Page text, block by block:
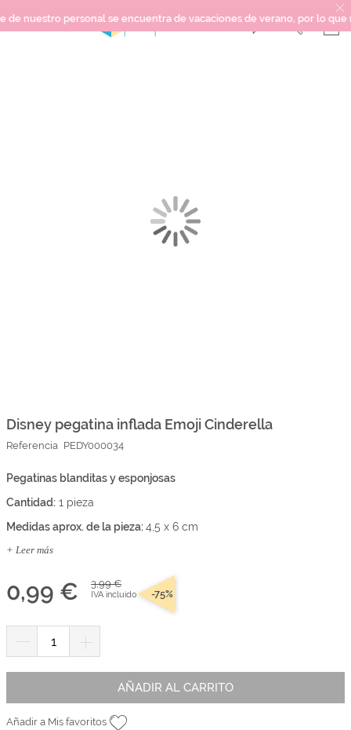
nuestro personal se encuentra de vacaciones de verano, por lo que
Top Ventas
Iniciar sesión/Regístrate
Somos Kimidori
comienzo
la
de
imágenes
Disney pegatina inflada Emoji Cinderella
Referencia PEDY000034
Pegatinas blanditas y esponjosas
Cantidad: 1 pieza
Medidas aprox. de la pieza:4,5 x 6 cm
+ Leer más
0,99 € 3,99 €
IVA incluido -75%
AÑADIR AL CARRITO
Añadir a Mis favoritos